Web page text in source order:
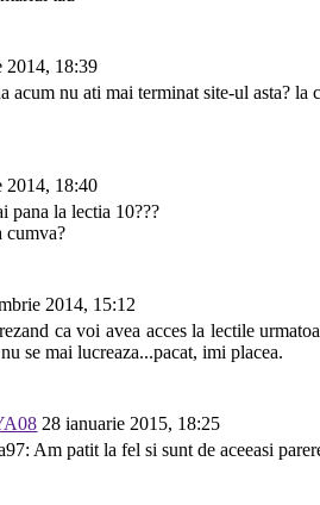
2014, 18:39
acum nu ati mai terminat site-ul asta? la
2014, 18:40
pana la lectia 10???
cumva?
2014, 15:12
ca voi avea acces la lectile
se mai lucreaza...pacat, imi placea.
28 ianuarie 2015, 18:25
Am patit la fel si sunt de aceeasi